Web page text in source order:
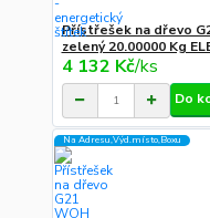
Přístřešek na dřevo
zelený 20.00000 Kg
4 132 Kč/ks
Do
Na Adresu,Výd.místo,Boxu